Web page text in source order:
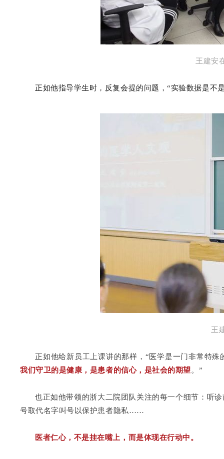
王建安
正如他指导学生时，反复会提的问题，“实验数据是不
王
正如他给新员工上课讲的那样，“医学是一门非常特
我们守卫的是健康，是患者的信心，是社会的期望。”
也正如他带领的浙大二院团队关注的每一个细节：听
号取代名字叫号以保护患者隐私……
医者仁心，不是挂在嘴上，而是体现在行动中。